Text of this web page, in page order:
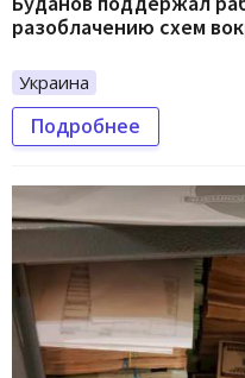
разоблачению схем
Украина
Подробнее